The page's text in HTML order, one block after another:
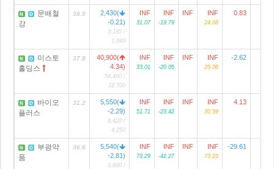
N D
문배철
강
38.9
2,430(
-0.21)
3,185 /
1,949
INF
31.07
INF
-19.79
INF INF
24.68
0.83
N D
미스토
홀딩스
37.8
40,900(
4.34)
54,400 /
32,700
INF
33.01
INF
-20.05
INF INF
25.08
-2.62
N D
바이오
플러스
31.2
5,550(
-2.29)
8,420 /
4,250
INF
51.71
INF
-23.42
INF INF
30.59
4.13
N D
부광약
품
36.6
5,540(
-2.81)
9,600 /
INF
73.29
INF
-42.27
INF INF
73.23
-29.61